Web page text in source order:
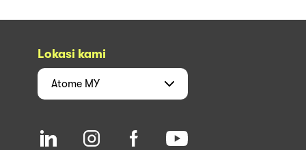
Lokasi kami
Atome MY